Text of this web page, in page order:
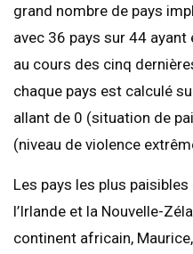
grand nombre de pays
avec 36 pays sur 44
au cours des cinq
chaque pays est calculé
allant de 0 (situation de
(niveau de violence
Les pays les plus
l’Irlande et la Nouvelle-
continent africain,